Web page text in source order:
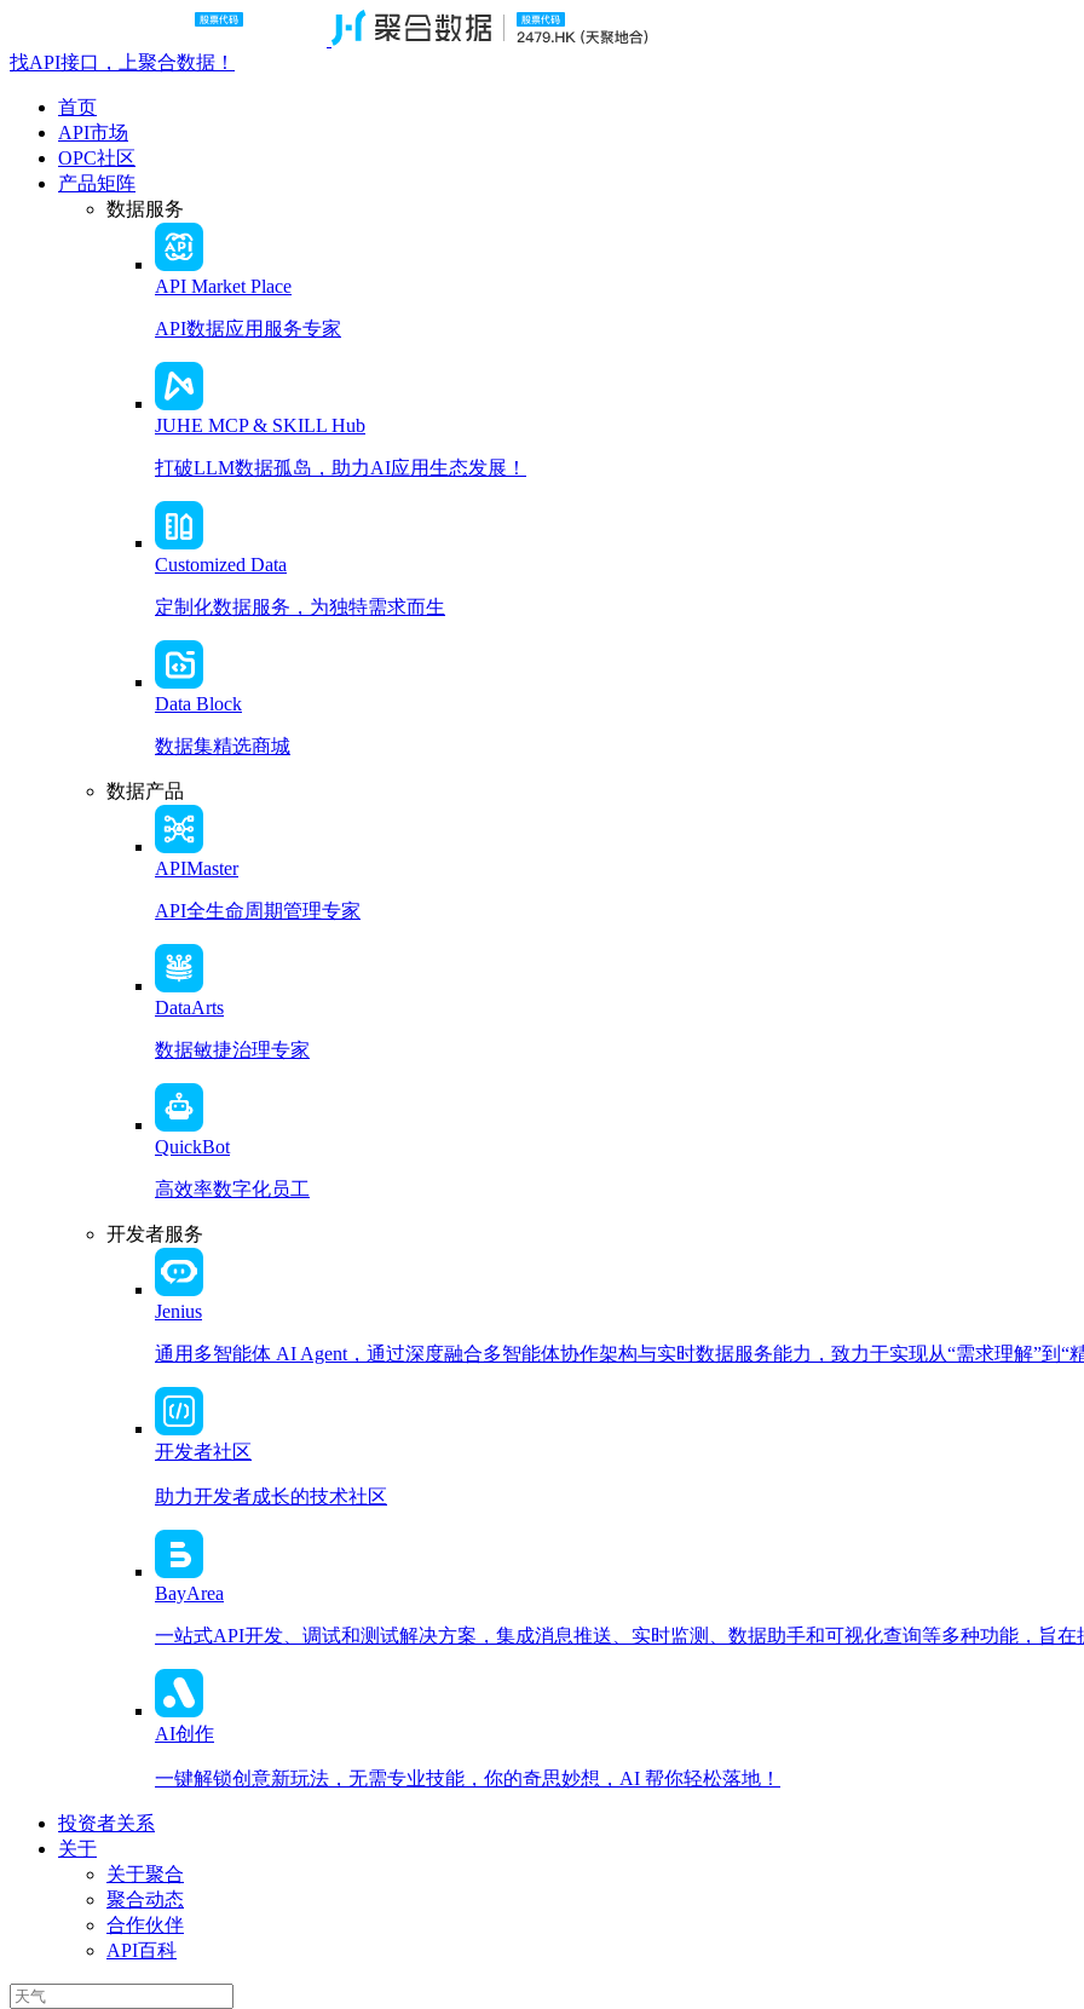
找API接口，上聚合数据！
首页
API市场
OPC社区
产品矩阵
数据服务
API Market Place
API数据应用服务专家
JUHE MCP & SKILL Hub
打破LLM数据孤岛，助力AI应用生态发展！
Customized Data
定制化数据服务，为独特需求而生
Data Block
数据集精选商城
数据产品
APIMaster
API全生命周期管理专家
DataArts
数据敏捷治理专家
QuickBot
高效率数字化员工
开发者服务
Jenius
通用多智能体 AI Agent，通过深度融合多智能体协作架构与实时数据服务能力，致力于实现从“需求理解”到“
开发者社区
助力开发者成长的技术社区
BayArea
一站式API开发、调试和测试解决方案，集成消息推送、实时监测、数据助手和可视化查询等多种功能，旨在
AI创作
一键解锁创意新玩法，无需专业技能，你的奇思妙想，AI 帮你轻松落地！
投资者关系
关于
关于聚合
聚合动态
合作伙伴
API百科